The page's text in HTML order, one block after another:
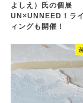
よしえ）氏の個展
UN×UNNEED！ラ
ィングも開催！